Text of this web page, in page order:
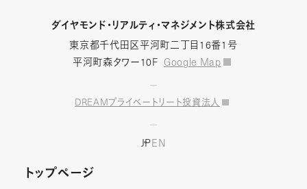
ダイヤモンド・リアルティ・マネジメント株式会社
東京都千代田区平河町二丁目16番1号
平河町森タワー10F Google Map
DREAMプライベートリート投資法人
JPEN
トップページ